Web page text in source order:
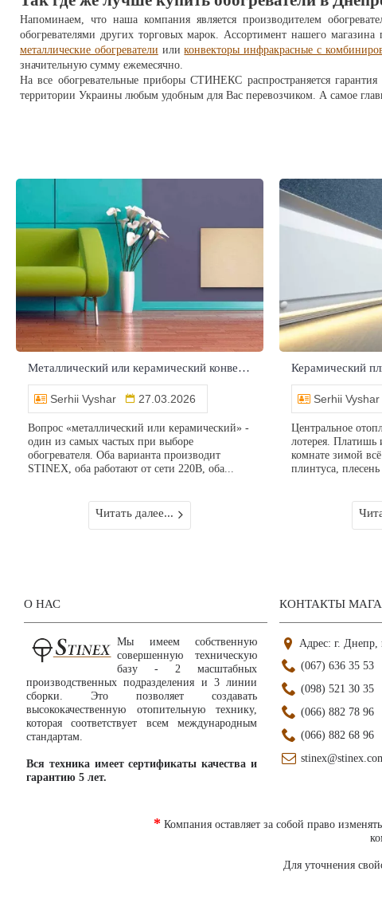
Напоминаем, что наша компания является производителем
обогревателями других торговых марок. Ассортимент нашего магазина
металлические обогреватели иликонвекторы инфракрасные с
значительную сумму ежемесячно.
На все обогревательные приборы СТИНЕКС распространяется
территории Украины любым удобным для Вас перевозчиком. А самое
Металлический или керамический конвектор: сравниваем честно и выбираем правильно
Serhii Vyshar 27.03.2026
Вопрос «металлический или керамический» -
один из самых частых при выборе
обогревателя. Оба варианта производит
STINEX, оба работают от сети 220В, оба...
Читать далее...
Serhii Vyshar
Центральное
лотерея. Платишь
комнате зимой
плинтуса,
О НАС
Мы имеем собственную
совершенную техническую
базу - 2 масштабных
производственных подразделения и 3 линии
сборки. Это позволяет создавать
высококачественную отопительную технику,
которая соответствует всем международным
стандартам.
Вся техника имеет сертификаты качества и
гарантию 5 лет.
КОНТАКТЫ
Адрес: г. Днепр,
(067) 636 35 53
(098) 521 30 35
(066) 882 78 96
(066) 882 68 96
* Компания оставляет за собой право
Для уточнения